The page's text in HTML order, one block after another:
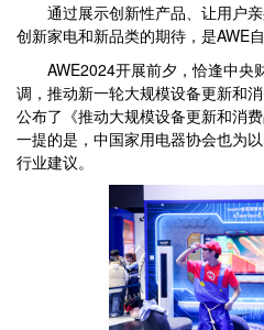
通过展示创新性产品、让用户亲
创新家电和新品类的期待，是AWE
AWE2024开展前夕，恰逢中央
调，推动新一轮大规模设备更新和
公布了《推动大规模设备更新和消
一提的是，中国家用电器协会也为
行业建议。